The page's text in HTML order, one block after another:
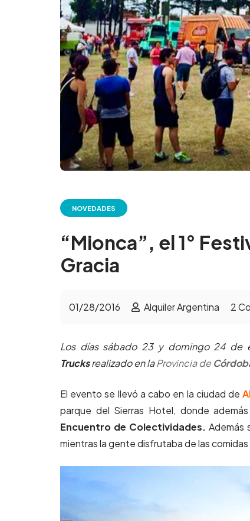
NOVEDADES
“Mionca”, el 1°
Gracia
01/28/2016 Alquiler Argentina 2
Los días sábado 23 y domingo 24 de
Trucksrealizado en laProvincia de
El evento se llevó a cabo en la ciudad de
parque del Sierras Hotel, donde
Encuentro de Colectividades.Además
mientras la gente disfrutaba de las